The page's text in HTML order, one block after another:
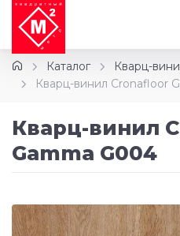
Каталог
Кварц-
Кварц-винил Cronafloor
Кварц-винил
Gamma G004